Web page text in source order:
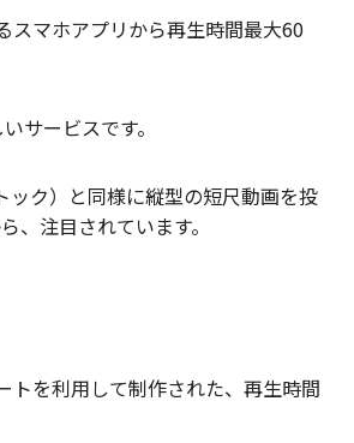
マホアプリから再生時間最大60
サービスです。
ク）と同様に縦型の短尺動画を投
、注目されています。
を利用して制作された、再生時間